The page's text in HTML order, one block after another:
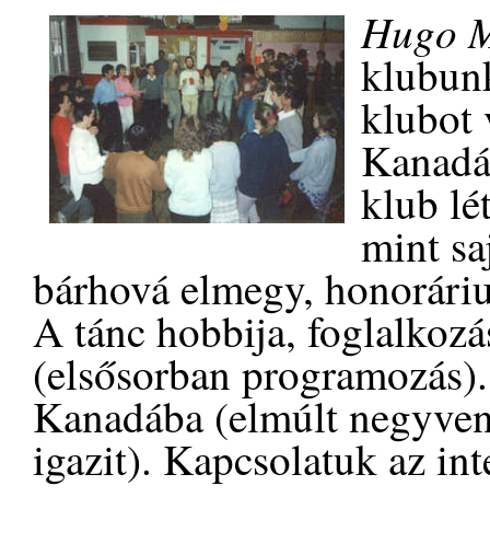
Hugo
klubot
klub
mint
bárhová elmegy,
A tánc hobbija,
(elsősorban
Kanadába (elmúlt
igazit). Kapcsolatuk az